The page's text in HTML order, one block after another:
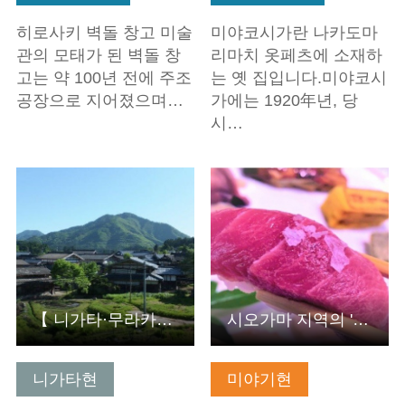
히로사키 벽돌 창고 미술
관의 모태가 된 벽돌 창
고는 약 100년 전에 주조
공장으로 지어졌으며…
미야코시가란 나카도마
리마치 옷페츠에 소재하
는 옛 집입니다.미야코시
가에는 1920年년, 당
시…
니가타현
【 니가타·무라카미·시골 생활 체험】풍요로운 자연을 접하자!…
미야기현
기본정보 보기
시오가마 지역의 '바닷말 소금'의 비밀을 찾아서: 걸어서 알아…